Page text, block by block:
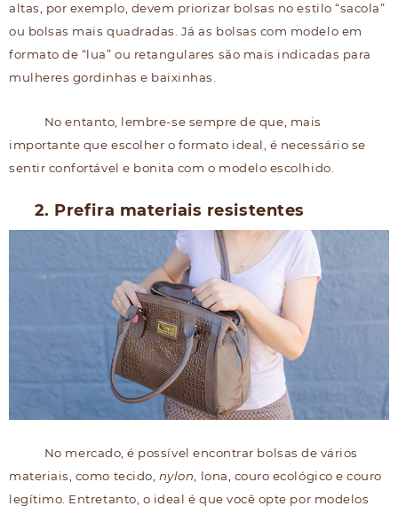
altas, por exemplo, devem priorizar bolsas no estilo “sacola”
ou bolsas mais quadradas. Já as bolsas com modelo em
formato de “lua” ou retangulares são mais indicadas para
mulheres gordinhas e baixinhas.
No entanto, lembre-se sempre de que, mais
importante que escolher o formato ideal, é necessário se
sentir confortável e bonita com o modelo escolhido.
2. Prefira materiais resistentes
No mercado, é possível encontrar bolsas de vários
materiais, como tecido, nylon, lona, couro ecológico e couro
legítimo. Entretanto, o ideal é que você opte por modelos